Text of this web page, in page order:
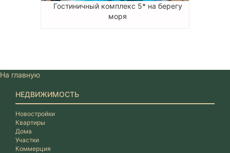
Гостиничный комплекс 5* на берегу
моря
На главную
НЕДВИЖИМОСТЬ
Новостройки
Квартиры
Дома
Участки
Коммерция